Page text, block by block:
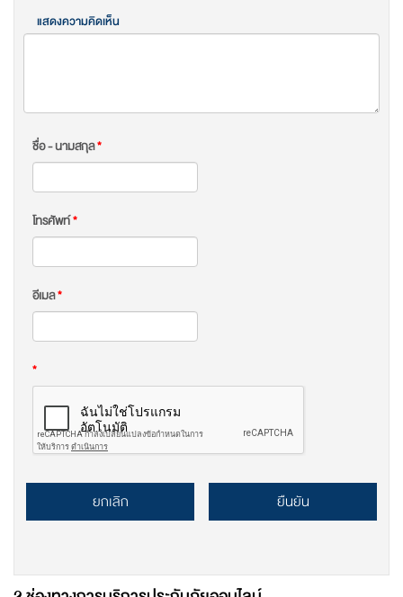
แสดงความคิดเห็น
ชื่อ - นามสกุล*
โทรศัพท์*
อีเมล*
*
ยกเลิก ยืนยัน